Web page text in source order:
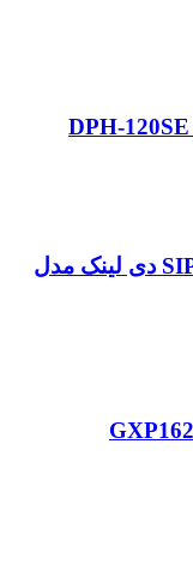
تلفن تحت شبکه با چهار اکانت SIP دی لینک مدل